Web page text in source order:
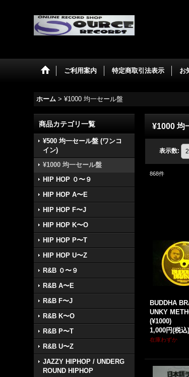
ご利用案内 特定商取引法表示 お
ホーム > ¥1000 均一セール盤
商品カテゴリ一覧
¥500 均一セール盤 (ワンコ
イン)
¥1000 均一セール盤
HIP HOP ０〜９
HIP HOP A〜E
HIP HOP F〜J
HIP HOP K〜O
HIP HOP P〜T
HIP HOP U〜Z
R&B ０〜９
R&B A〜E
R&B F〜J
R&B K〜O
R&B P〜T
R&B U〜Z
JAZZY HIPHOP / UNDERG
ROUND HIPHOP
¥1000 均
表示数:
868件
BUDDHA
UNKY
(¥1000)
1,000円(税込)
在庫わずか